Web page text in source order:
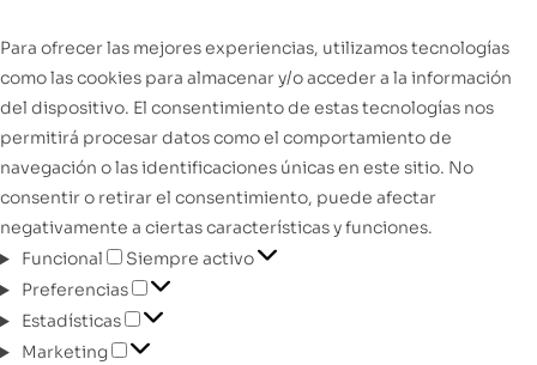
Para ofrecer las mejores experiencias, utilizamos tecnologías
como las cookies para almacenar y/o acceder a la información
del dispositivo. El consentimiento de estas tecnologías nos
permitirá procesar datos como el comportamiento de
navegación o las identificaciones únicas en este sitio. No
consentir o retirar el consentimiento, puede afectar
negativamente a ciertas características y funciones.
Funcional
Siempre activo
Preferencias
Estadísticas
Marketing